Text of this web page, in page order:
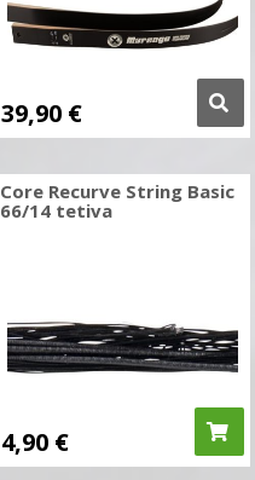
39,90 €
Core Recurve String Basic
66/14 tetiva
4,90 €